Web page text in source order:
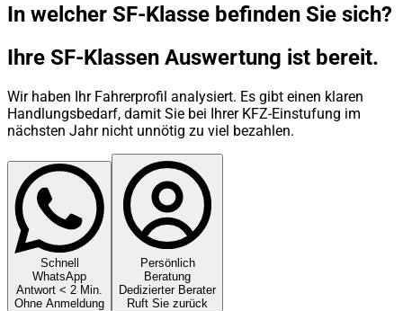
In welcher SF-Klasse befinden Sie sich?
Ihre SF-Klassen Auswertung ist bereit.
Wir haben Ihr Fahrerprofil analysiert. Es gibt einen klaren
Handlungsbedarf, damit Sie bei Ihrer KFZ-Einstufung im
nächsten Jahr nicht unnötig zu viel bezahlen.
Schnell
WhatsApp
Antwort < 2 Min.
Ohne Anmeldung
Persönlich
Beratung
Dedizierter Berater
Ruft Sie zurück